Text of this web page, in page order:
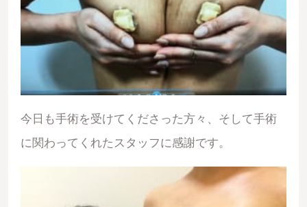
今日も手術を受けてくださった方々、そして手術
に関わってくれたスタッフに感謝です。